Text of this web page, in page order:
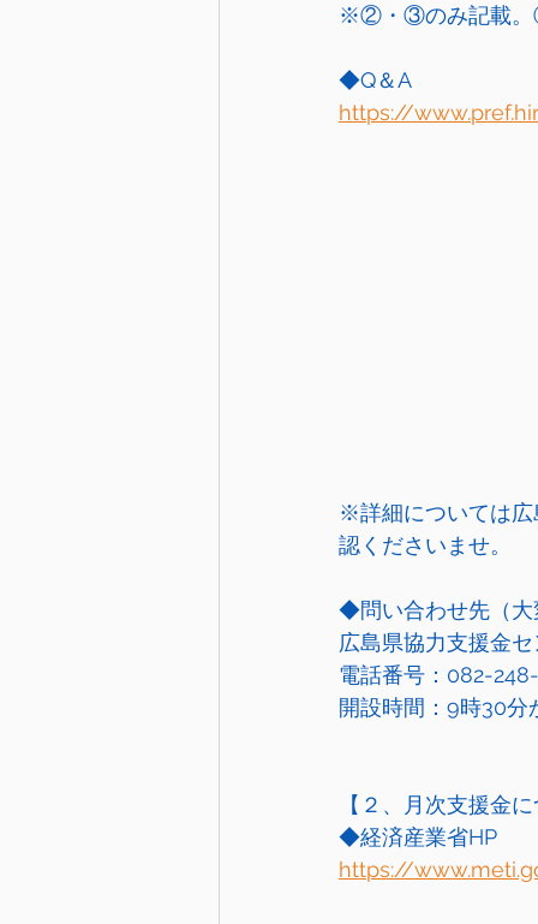
※②・③のみ記載。
◆Q＆A
https://
※詳細については広
認くださいませ。
◆問い合わせ先（大
広島県協力支援金
電話番号：082-
開設時間：9時30分
【２、月次支援金
◆経済産業省HP
https://